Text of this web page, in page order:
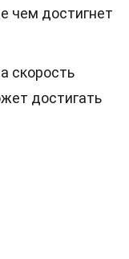
чем достигнет
скорость
достигать